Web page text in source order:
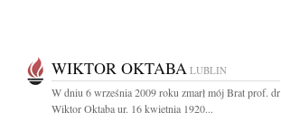
WIKTOR OKTABA LUBLIN
W dniu 6 września 2009 roku zmarł mój Brat prof. dr
Wiktor Oktaba ur. 16 kwietnia 1920...